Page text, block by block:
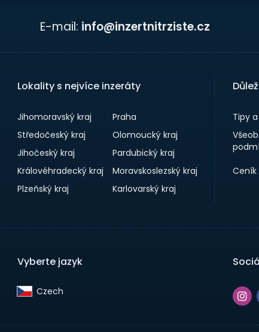
E-mail: info@inzertnitrziste.cz
Lokality s nejvíce inzeráty
Jihomoravský kraj
Praha
Středočeský kraj
Olomoucký kraj
Jihočeský kraj
Pardubický kraj
Královéhradecký kraj
Moravskoslezský kraj
Plzeňský kraj
Karlovarský kraj
Tipy
Ceník
Vyberte jazyk
Czech‎